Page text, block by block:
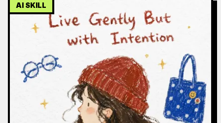
AI SKILL